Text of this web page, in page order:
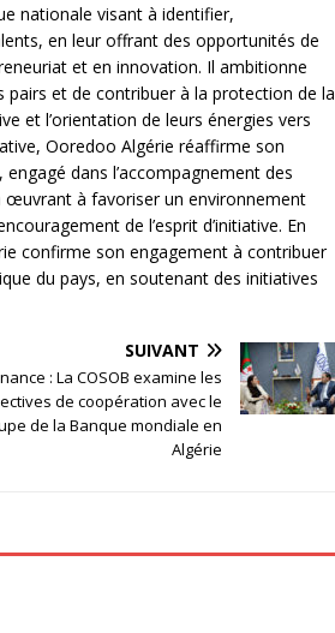
nationale visant à identifier,
en leur offrant des opportunités de
et en innovation. Il ambitionne
pairs et de contribuer à la protection de la
et l’orientation de leurs énergies vers
Ooredoo Algérie réaffirme son
dans l’accompagnement des
à favoriser un environnement
de l’esprit d’initiative. En
confirme son engagement à contribuer
du pays, en soutenant des initiatives
SUIVANT
: La COSOB examine les
de coopération avec le
de la Banque mondiale en
Algérie